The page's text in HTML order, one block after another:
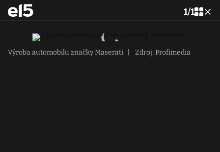
1/1
Výroba automobilu značky Maserati Zdroj: Profimedia